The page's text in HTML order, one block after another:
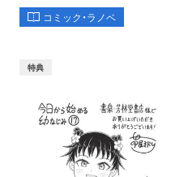
コミック・ラノベ
特典